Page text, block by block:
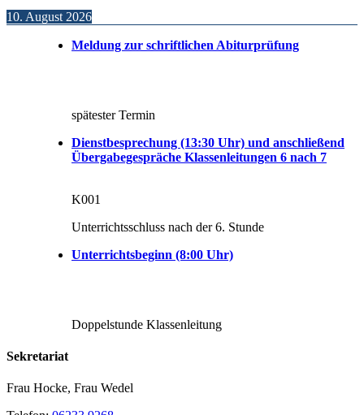
10. August 2026
Meldung zur schriftlichen Abiturprüfung
spätester Termin
Dienstbesprechung (13:30 Uhr) und anschließend
Übergabegespräche Klassenleitungen 6 nach 7
K001
Unterrichtsschluss nach der 6. Stunde
Unterrichtsbeginn (8:00 Uhr)
Doppelstunde Klassenleitung
Sekretariat
Frau Hocke, Frau Wedel